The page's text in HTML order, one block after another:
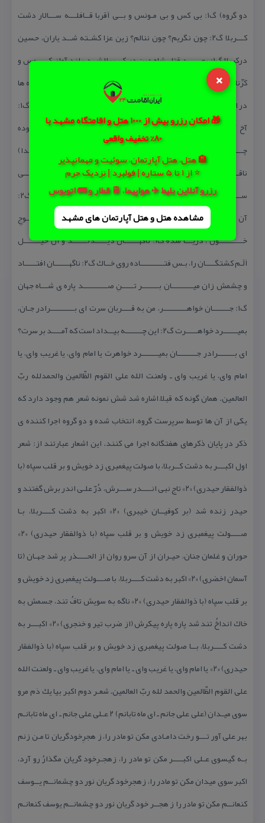
×
🎁 امکان رزرو بیش از 1000 هتل و اقامتگاه مشهد با
80% تخفیف واقعی
🏨 هتل، هتل آپارتمان، سوئیت و مهمانپذیر
⭐ از 1 تا 5 ستاره | فولبرد | نزدیک حرم
رزرو آنلاین بلیط ✈️ هواپیما، 🚆 قطار و 🚌 اتوبوس
مشاهده هتل و هتل‌ آپارتمان های مشهد